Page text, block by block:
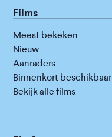
Films
Meest bekeken
Nieuw
Aanraders
Binnenkort beschikbaar
Bekijk alle films